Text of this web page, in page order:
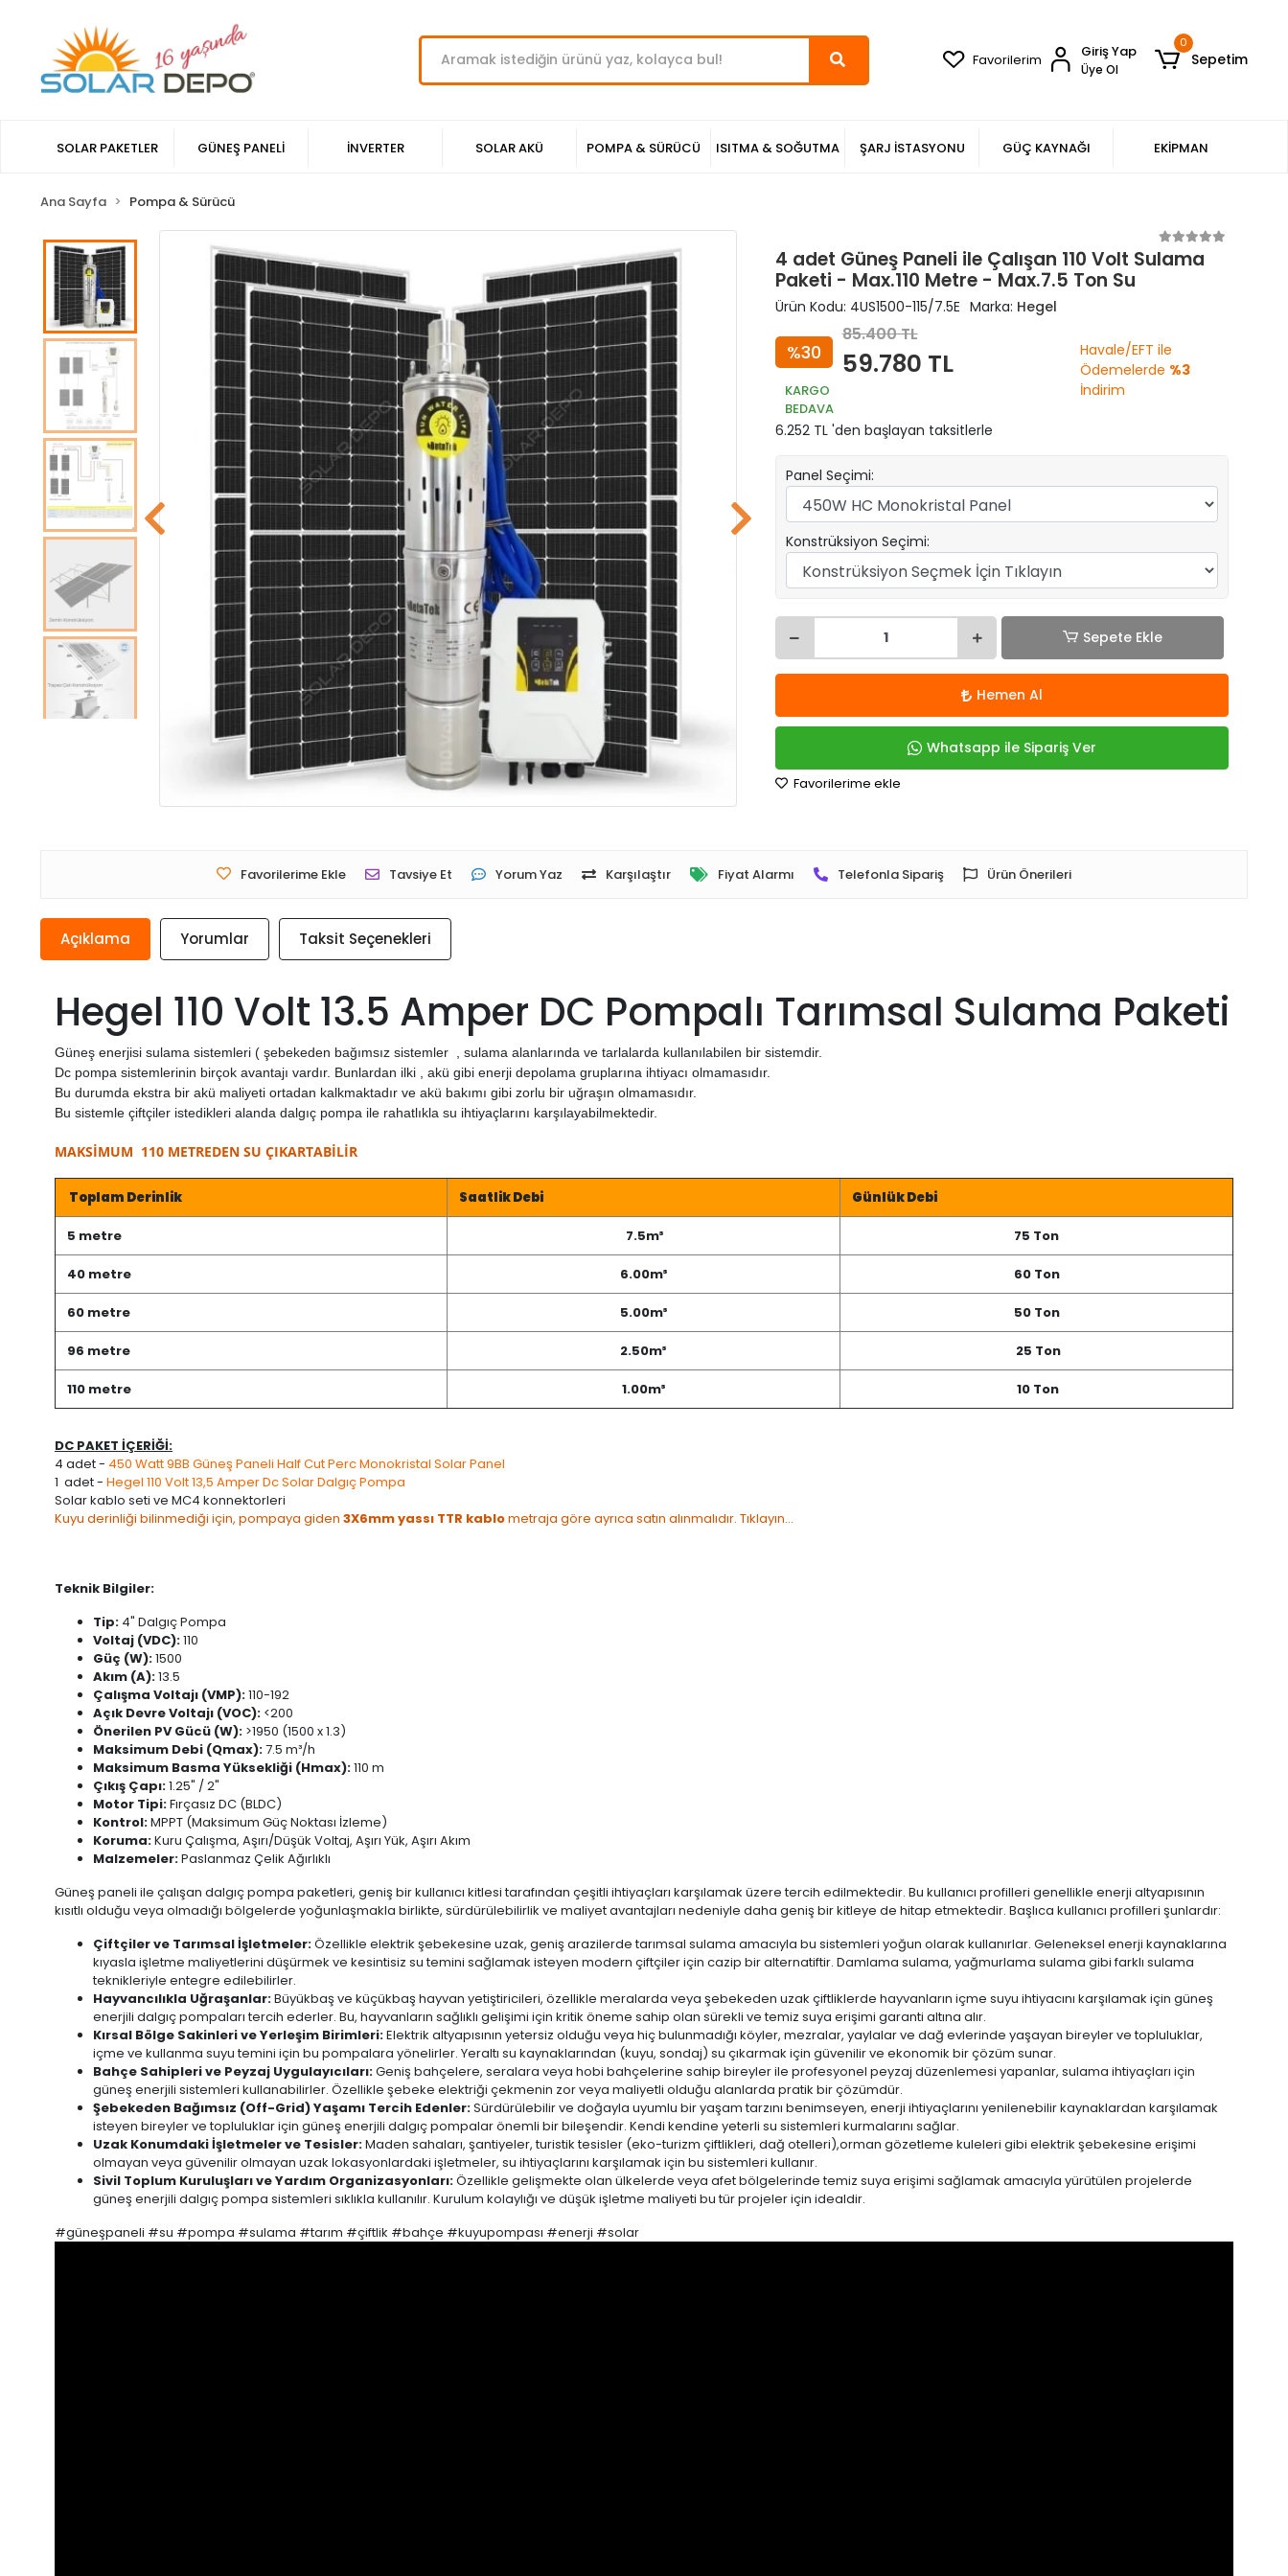
Favorilerim Giriş Yap
Üye Ol
0
Sepetim
SOLAR PAKETLER GÜNEŞ PANELİ İNVERTER SOLAR AKÜ POMPA & SÜRÜCÜ ISITMA & SOĞUTMA ŞARJ İSTASYONU GÜÇ KAYNAĞI EKİPMAN
Ana Sayfa Pompa & Sürücü
4 adet Güneş Paneli ile Çalışan 110 Volt Sulama
Paketi - Max.110 Metre - Max.7.5 Ton Su
Ürün Kodu: 4US1500-115/7.5E Marka: Hegel
%30
85.400 TL
59.780 TL
KARGO
BEDAVA
Havale/EFT ile
Ödemelerde %3
İndirim
6.252 TL 'den başlayan taksitlerle
Panel Seçimi:
Konstrüksiyon Seçimi:
Sepete Ekle
Hemen Al
Whatsapp ile Sipariş Ver
Favorilerime ekle
Favorilerime Ekle Tavsiye Et Yorum Yaz Karşılaştır Fiyat Alarmı Telefonla Sipariş Ürün Önerileri
Açıklama Yorumlar Taksit Seçenekleri
Hegel 110 Volt 13.5 Amper DC Pompalı Tarımsal Sulama Paketi
Güneş enerjisi sulama sistemleri ( şebekeden bağımsız sistemler , sulama alanlarında ve tarlalarda kullanılabilen bir sistemdir.
Dc pompa sistemlerinin birçok avantajı vardır. Bunlardan ilki , akü gibi enerji depolama gruplarına ihtiyacı olmamasıdır.
Bu durumda ekstra bir akü maliyeti ortadan kalkmaktadır ve akü bakımı gibi zorlu bir uğraşın olmamasıdır.
Bu sistemle çiftçiler istedikleri alanda dalgıç pompa ile rahatlıkla su ihtiyaçlarını karşılayabilmektedir.
MAKSİMUM 110 METREDEN SU ÇIKARTABİLİR
Toplam Derinlik Saatlik Debi Günlük Debi
5 metre 7.5m³ 75 Ton
40 metre 6.00m³ 60 Ton
60 metre 5.00m³ 50 Ton
96 metre 2.50m³ 25 Ton
110 metre 1.00m³ 10 Ton
DC PAKET İÇERİĞİ:
4 adet - 450 Watt 9BB Güneş Paneli Half Cut Perc Monokristal Solar Panel
1 adet - Hegel 110 Volt 13,5 Amper Dc Solar Dalgıç Pompa
Solar kablo seti ve MC4 konnektorleri
Kuyu derinliği bilinmediği için, pompaya giden 3X6mm yassı TTR kablometraja göre ayrıca satın alınmalıdır. Tıklayın...
Teknik Bilgiler:
Tip: 4" Dalgıç Pompa
Voltaj (VDC):110
Güç (W):1500
Akım (A):13.5
Çalışma Voltajı (VMP):110-192
Açık Devre Voltajı (VOC): <200
Önerilen PV Gücü (W): >1950 (1500 x 1.3)
Maksimum Debi (Qmax):7.5 m³/h
Maksimum Basma Yüksekliği (Hmax):110 m
Çıkış Çapı:1.25" / 2"
Motor Tipi:Fırçasız DC (BLDC)
Kontrol:MPPT (Maksimum Güç Noktası İzleme)
Koruma:Kuru Çalışma, Aşırı/Düşük Voltaj, Aşırı Yük, Aşırı Akım
Malzemeler:Paslanmaz Çelik Ağırlıklı
Güneş paneli ile çalışan dalgıç pompa paketleri, geniş bir kullanıcı kitlesi tarafından çeşitli ihtiyaçları karşılamak üzere tercih edilmektedir. Bu kullanıcı profilleri genellikle enerji altyapısının
kısıtlı olduğu veya olmadığı bölgelerde yoğunlaşmakla birlikte, sürdürülebilirlik ve maliyet avantajları nedeniyle daha geniş bir kitleye de hitap etmektedir. Başlıca kullanıcı profilleri şunlardır:
Çiftçiler ve Tarımsal İşletmeler:Özellikle elektrik şebekesine uzak, geniş arazilerde tarımsal sulama amacıyla bu sistemleri yoğun olarak kullanırlar. Geleneksel enerji kaynaklarına
kıyasla işletme maliyetlerini düşürmek ve kesintisiz su temini sağlamak isteyen modern çiftçiler için cazip bir alternatiftir. Damlama sulama, yağmurlama sulama gibi farklı sulama
teknikleriyle entegre edilebilirler.
Hayvancılıkla Uğraşanlar:Büyükbaş ve küçükbaş hayvan yetiştiricileri, özellikle meralarda veya şebekeden uzak çiftliklerde hayvanların içme suyu ihtiyacını karşılamak için güneş
enerjili dalgıç pompaları tercih ederler. Bu, hayvanların sağlıklı gelişimi için kritik öneme sahip olan sürekli ve temiz suya erişimi garanti altına alır.
Kırsal Bölge Sakinleri ve Yerleşim Birimleri:Elektrik altyapısının yetersiz olduğu veya hiç bulunmadığı köyler, mezralar, yaylalar ve dağ evlerinde yaşayan bireyler ve topluluklar,
içme ve kullanma suyu temini için bu pompalara yönelirler. Yeraltı su kaynaklarından (kuyu, sondaj) su çıkarmak için güvenilir ve ekonomik bir çözüm sunar.
Bahçe Sahipleri ve Peyzaj Uygulayıcıları:Geniş bahçelere, seralara veya hobi bahçelerine sahip bireyler ile profesyonel peyzaj düzenlemesi yapanlar, sulama ihtiyaçları için
güneş enerjili sistemleri kullanabilirler. Özellikle şebeke elektriği çekmenin zor veya maliyetli olduğu alanlarda pratik bir çözümdür.
Şebekeden Bağımsız (Off-Grid) Yaşamı Tercih Edenler:Sürdürülebilir ve doğayla uyumlu bir yaşam tarzını benimseyen, enerji ihtiyaçlarını yenilenebilir kaynaklardan karşılamak
isteyen bireyler ve topluluklar için güneş enerjili dalgıç pompalar önemli bir bileşendir. Kendi kendine yeterli su sistemleri kurmalarını sağlar.
Uzak Konumdaki İşletmeler ve Tesisler:Maden sahaları, şantiyeler, turistik tesisler (eko-turizm çiftlikleri, dağ otelleri),orman gözetleme kuleleri gibi elektrik şebekesine erişimi
olmayan veya güvenilir olmayan uzak lokasyonlardaki işletmeler, su ihtiyaçlarını karşılamak için bu sistemleri kullanır.
Sivil Toplum Kuruluşları ve Yardım Organizasyonları:Özellikle gelişmekte olan ülkelerde veya afet bölgelerinde temiz suya erişimi sağlamak amacıyla yürütülen projelerde
güneş enerjili dalgıç pompa sistemleri sıklıkla kullanılır. Kurulum kolaylığı ve düşük işletme maliyeti bu tür projeler için idealdir.
#güneşpaneli #su #pompa #sulama #tarım #çiftlik #bahçe #kuyupompası #enerji #solar